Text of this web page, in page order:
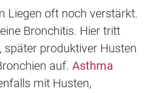
Liegen oft noch verstärkt.
Bronchitis. Hier tritt
später produktiver Husten
auf. Asthma
mit Husten,